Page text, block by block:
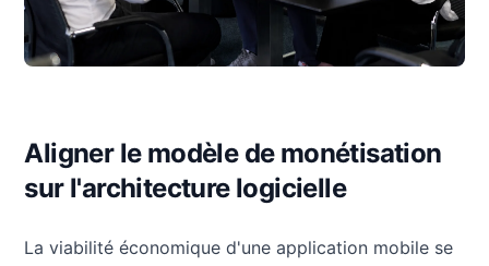
Aligner le modèle de monétisation
sur l'architecture logicielle
La viabilité économique d'une application mobile se